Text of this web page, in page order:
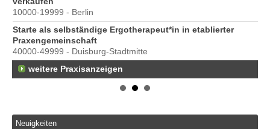
10000-19999 - Berlin
Starte als selbständige Ergotherapeut*in in etablierter
Praxengemeinschaft
40000-49999 - Duisburg-Stadtmitte
weitere Praxisanzeigen
Neuigkeiten